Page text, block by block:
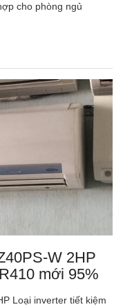
cho phòng ngủ
W 2HP
mới 95%
Loại inverter tiết kiệm